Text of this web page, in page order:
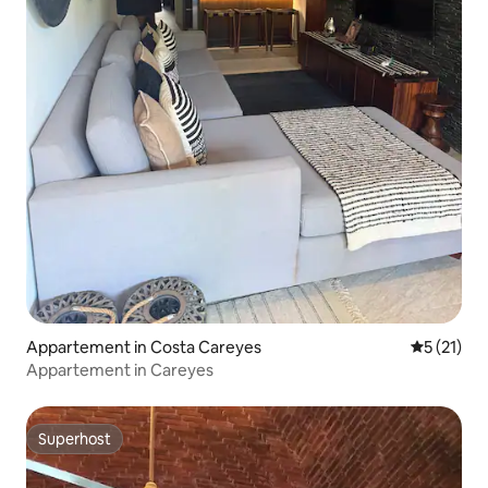
Appartement in Costa Careyes
5 (21)
Appartement in Careyes
Superhost
Superhost